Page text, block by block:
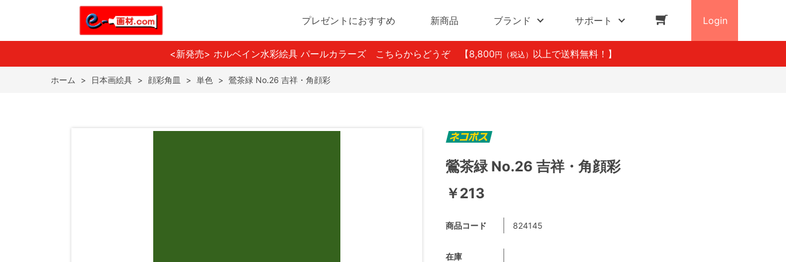
プレゼントにおすすめ 新商品 ブランド サポート Login
<新発売> ホルベイン水彩絵具 パールカラーズ こちらからどうぞ 【8,800 円（税込） 以上で送料無料！】
ホーム > 日本画絵具 > 顔彩角皿 > 単色 > 鶯茶緑 No.26 吉祥・角顔彩
鶯茶緑 No.26 吉祥・角顔彩
￥213
商品コード 824145
在庫